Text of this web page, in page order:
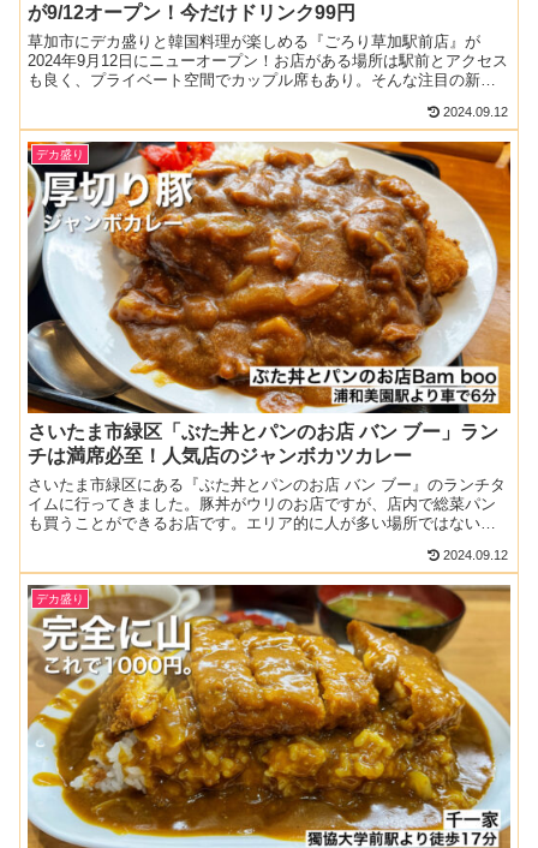
が9/12オープン！今だけドリンク99円
草加市にデカ盛りと韓国料理が楽しめる『ごろり草加駅前店』が
2024年9月12日にニューオープン！お店がある場所は駅前とアクセス
も良く、プライベート空間でカップル席もあり。そんな注目の新店
2024.09.12
デカ盛り
さいたま市緑区「ぶた丼とパンのお店 バン ブー」ラン
チは満席必至！人気店のジャンボカツカレー
さいたま市緑区にある『ぶた丼とパンのお店 バン ブー』のランチタ
イムに行ってきました。豚丼がウリのお店ですが、店内で総菜パン
も買うことができるお店です。エリア的に人が多い場所ではないの
2024.09.12
デカ盛り